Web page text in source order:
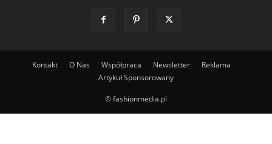
Kontakt O Nas Współpraca Newsletter
Reklama
Artykuł Sponsorowany
© fashionmedia.pl